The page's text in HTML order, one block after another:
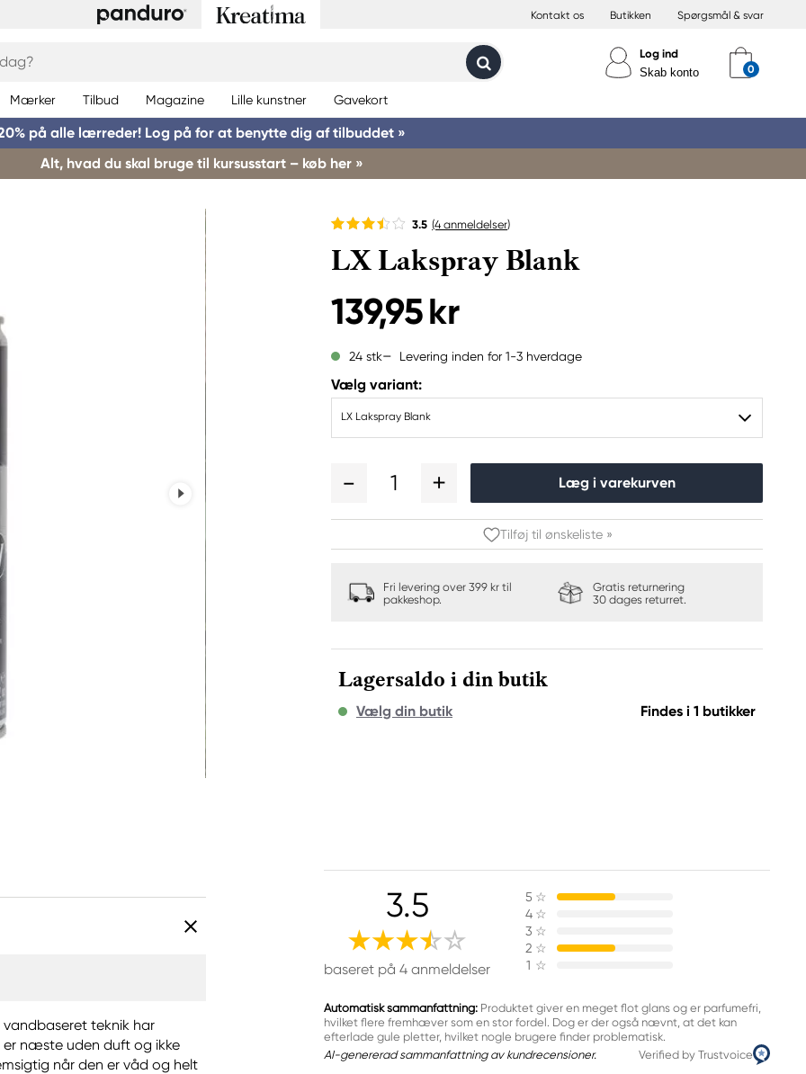
Kontakt os Butikken Spørgsmål & svar
Log ind
Skab konto
Mærker Tilbud Magazine Lille kunstner Gavekort
på alle lærreder! Log på for at benytte dig af tilbuddet »
Alt, hvad du skal bruge til kursusstart – køb her »
3.5 (4 anmeldelser)
LX Lakspray Blank
139,95 kr
24 stk Levering inden for 1-3 hverdage
Vælg variant:
LX Lakspray Blank
1 Læg i varekurven
Tilføj til ønskeliste »
Fri levering over 399 kr til
pakkeshop.
Gratis returnering
30 dages returret.
Lagersaldo i din butik
Vælg din butik Findes i 1 butikker
teknik har
er næste uden duft og ikke
når den er våd og helt
3.5
baseret på 4 anmeldelser
5 ☆
4 ☆
3 ☆
2 ☆
1 ☆
Automatisk sammanfattning: Produktet giver en meget flot glans og er parfumefri,
hvilket flere fremhæver som en stor fordel. Dog er der også nævnt, at det kan
efterlade gule pletter, hvilket nogle brugere finder problematisk.
AI-genererad sammanfattning av kundrecensioner.
Verified by Trustvoice